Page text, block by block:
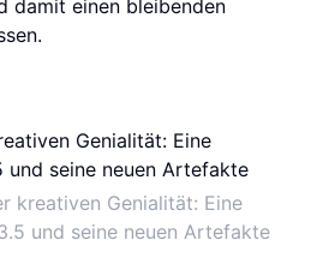
damit einen bleibenden
kreativen Genialität: Eine
und seine neuen Artefakte